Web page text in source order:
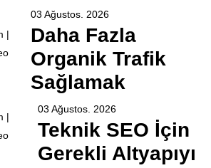
03 Ağustos. 2026
Daha Fazla
Organik Trafik
Sağlamak
03 Ağustos. 2026
Teknik SEO İçin
Gerekli Altyapıyı